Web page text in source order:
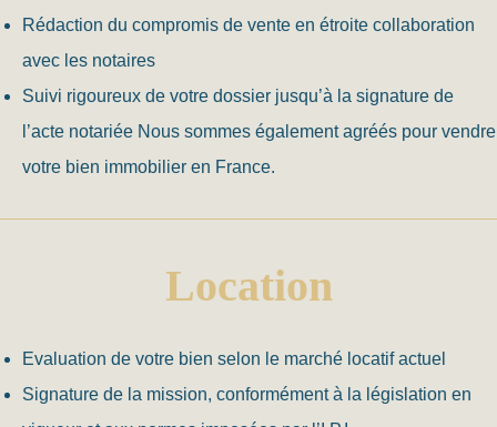
Rédaction du compromis de vente en étroite collaboration
avec les notaires
Suivi rigoureux de votre dossier jusqu’à la signature de
l’acte notariée Nous sommes également agréés pour vendre
votre bien immobilier en France.
Location
Evaluation de votre bien selon le marché locatif actuel
Signature de la mission, conformément à la législation en